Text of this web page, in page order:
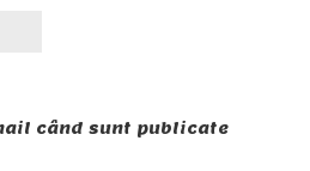
când sunt publicate